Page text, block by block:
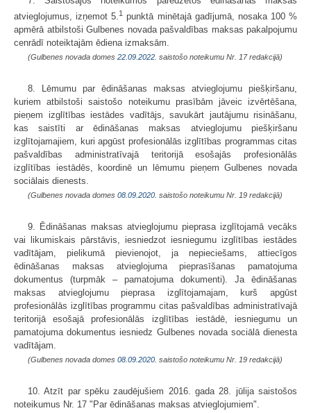
atvieglojumus, izņemot 5.1 punktā minētajā gadījumā, nosaka 100 %
apmērā atbilstoši Gulbenes novada pašvaldības maksas pakalpojumu
cenrādī noteiktajām ēdiena izmaksām.
(Gulbenes novada domes 22.09.2022. saistošo noteikumu Nr. 17 redakcijā)
8. Lēmumu par ēdināšanas maksas atvieglojumu piešķiršanu,
kuriem atbilstoši saistošo noteikumu prasībām jāveic izvērtēšana,
pieņem izglītības iestādes vadītājs, savukārt jautājumu risināšanu,
kas saistīti ar ēdināšanas maksas atvieglojumu piešķiršanu
izglītojamajiem, kuri apgūst profesionālās izglītības programmas citas
pašvaldības administratīvajā teritorijā esošajās profesionālās
izglītības iestādēs, koordinē un lēmumu pieņem Gulbenes novada
sociālais dienests.
(Gulbenes novada domes 08.09.2020. saistošo noteikumu Nr. 19 redakcijā)
9. Ēdināšanas maksas atvieglojumu pieprasa izglītojamā vecāks
vai likumiskais pārstāvis, iesniedzot iesniegumu izglītības iestādes
vadītājam, pielikumā pievienojot, ja nepieciešams, attiecīgos
ēdināšanas maksas atvieglojuma pieprasīšanas pamatojuma
dokumentus (turpmāk – pamatojuma dokumenti). Ja ēdināšanas
maksas atvieglojumu pieprasa izglītojamajam, kurš apgūst
profesionālās izglītības programmu citas pašvaldības administratīvajā
teritorijā esošajā profesionālās izglītības iestādē, iesniegumu un
pamatojuma dokumentus iesniedz Gulbenes novada sociālā dienesta
vadītājam.
(Gulbenes novada domes 08.09.2020. saistošo noteikumu Nr. 19 redakcijā)
10. Atzīt par spēku zaudējušiem 2016. gada 28. jūlija saistošos
noteikumus Nr. 17 "Par ēdināšanas maksas atvieglojumiem".